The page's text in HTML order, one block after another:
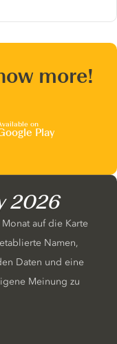
more!
on
Play
2026
auf die Karte
Namen,
Daten und eine
Meinung zu